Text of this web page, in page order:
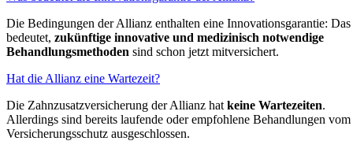
Die Bedingungen der Allianz enthalten eine Innovationsgarantie: Das
bedeutet, zukünftige innovative und medizinisch notwendige
Behandlungs­methoden sind schon jetzt mitversichert.
Hat die Allianz eine Wartezeit?
Die Zahnzusatzversicherung der Allianz hat keine Wartezeiten.
Allerdings sind bereits laufende oder empfohlene Behandlungen vom
Versicherungsschutz ausgeschlossen.